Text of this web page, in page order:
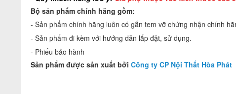
Bộ sản phẩm chính hãng gồm:
- Sản phẩm chính hãng luôn có gắn tem vỡ chứng nhận chính
- Sản phẩm đi kèm với hướng dẫn lắp đặt, sử dụng.
- Phiếu bảo hành
Sản phẩm được sản xuất bởi Công ty CP Nội Thất Hòa Phát